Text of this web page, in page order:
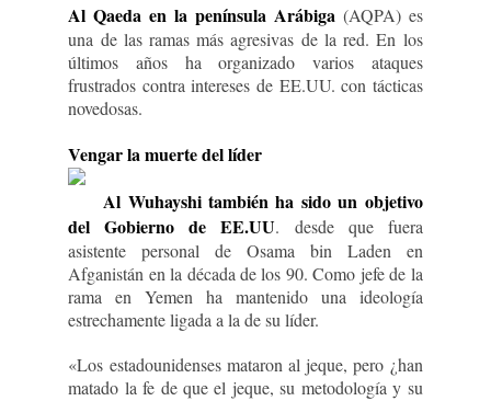
Al Qaeda en la península Arábiga (AQPA) es
una de las ramas más agresivas de la red. En los
últimos años ha organizado varios ataques
frustrados contra intereses de EE.UU. con tácticas
novedosas.
Vengar la muerte del líder
Al Wuhayshi también ha sido un objetivo
del Gobierno de EE.UU. desde que fuera
asistente personal de Osama bin Laden en
Afganistán en la década de los 90. Como jefe de la
rama en Yemen ha mantenido una ideología
estrechamente ligada a la de su líder.
«Los estadounidenses mataron al jeque, pero ¿han
matado la fe de que el jeque, su metodología y su